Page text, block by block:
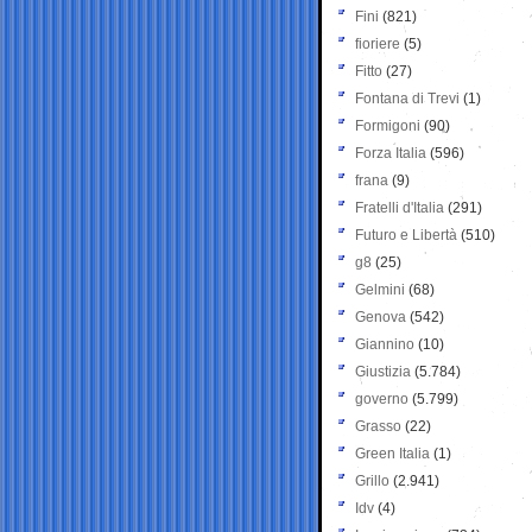
Fini (821)
fioriere (5)
Fitto (27)
Fontana di Trevi (1)
Formigoni (90)
Forza Italia (596)
frana (9)
Fratelli d'Italia (291)
Futuro e Libertà (510)
g8 (25)
Gelmini (68)
Genova (542)
Giannino (10)
Giustizia (5.784)
governo (5.799)
Grasso (22)
Green Italia (1)
Grillo (2.941)
Idv (4)